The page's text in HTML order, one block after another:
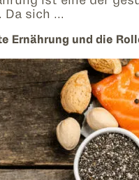
Da sich …
Ernährung und die